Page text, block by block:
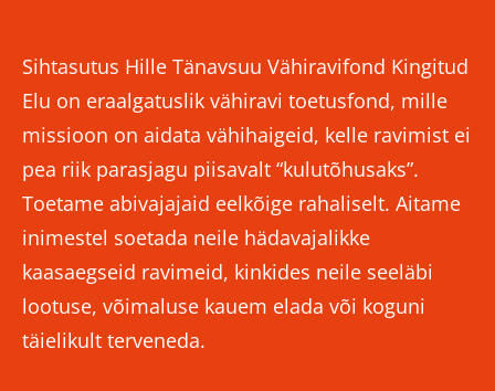
Sihtasutus Hille Tänavsuu Vähiravifond Kingitud
Elu on eraalgatuslik vähiravi toetusfond, mille
missioon on aidata vähihaigeid, kelle ravimist ei
pea riik parasjagu piisavalt “kulutõhusaks”.
Toetame abivajajaid eelkõige rahaliselt. Aitame
inimestel soetada neile hädavajalikke
kaasaegseid ravimeid, kinkides neile seeläbi
lootuse, võimaluse kauem elada või koguni
täielikult terveneda.